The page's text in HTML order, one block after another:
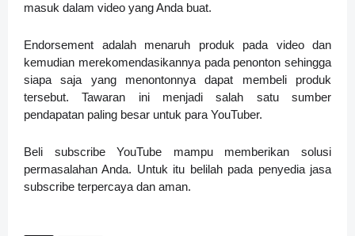
masuk dalam video yang Anda buat.
Endorsement adalah menaruh produk pada video dan
kemudian merekomendasikannya pada penonton sehingga
siapa saja yang menontonnya dapat membeli produk
tersebut. Tawaran ini menjadi salah satu sumber
pendapatan paling besar untuk para YouTuber.
Beli subscribe YouTube mampu memberikan solusi
permasalahan Anda. Untuk itu belilah pada penyedia jasa
subscribe terpercaya dan aman.